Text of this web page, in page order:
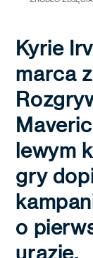
Kyrie
marca
lewym
gry
o
urazie.